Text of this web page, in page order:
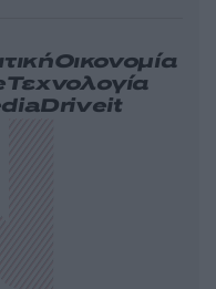
Οικονομία
Τεχνολογία
Driveit